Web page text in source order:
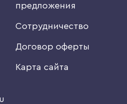
предложения
Сотрудничество
Договор оферты
Карта сайта